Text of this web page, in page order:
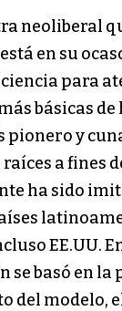
neoliberal
en su
para
básicas
pionero y
a fines
ha sido
EE.UU.
se basó en la
del modelo,